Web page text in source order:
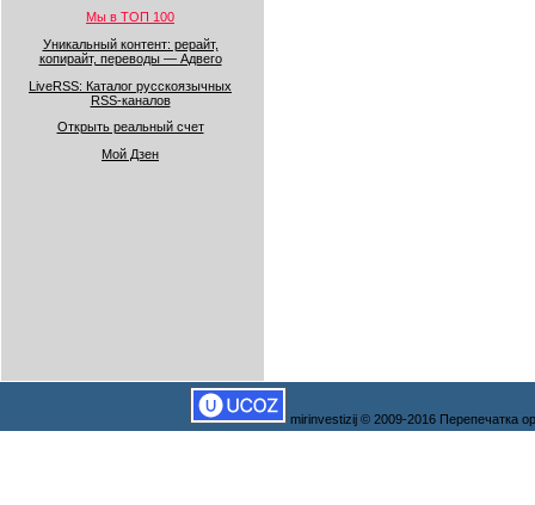
Мы в ТОП 100
Уникальный контент: рерайт,
копирайт, переводы — Адвего
LiveRSS: Каталог русскоязычных
RSS-каналов
Открыть реальный счет
Мой Дзен
mirinvestizij © 2009-2016 Перепечатка